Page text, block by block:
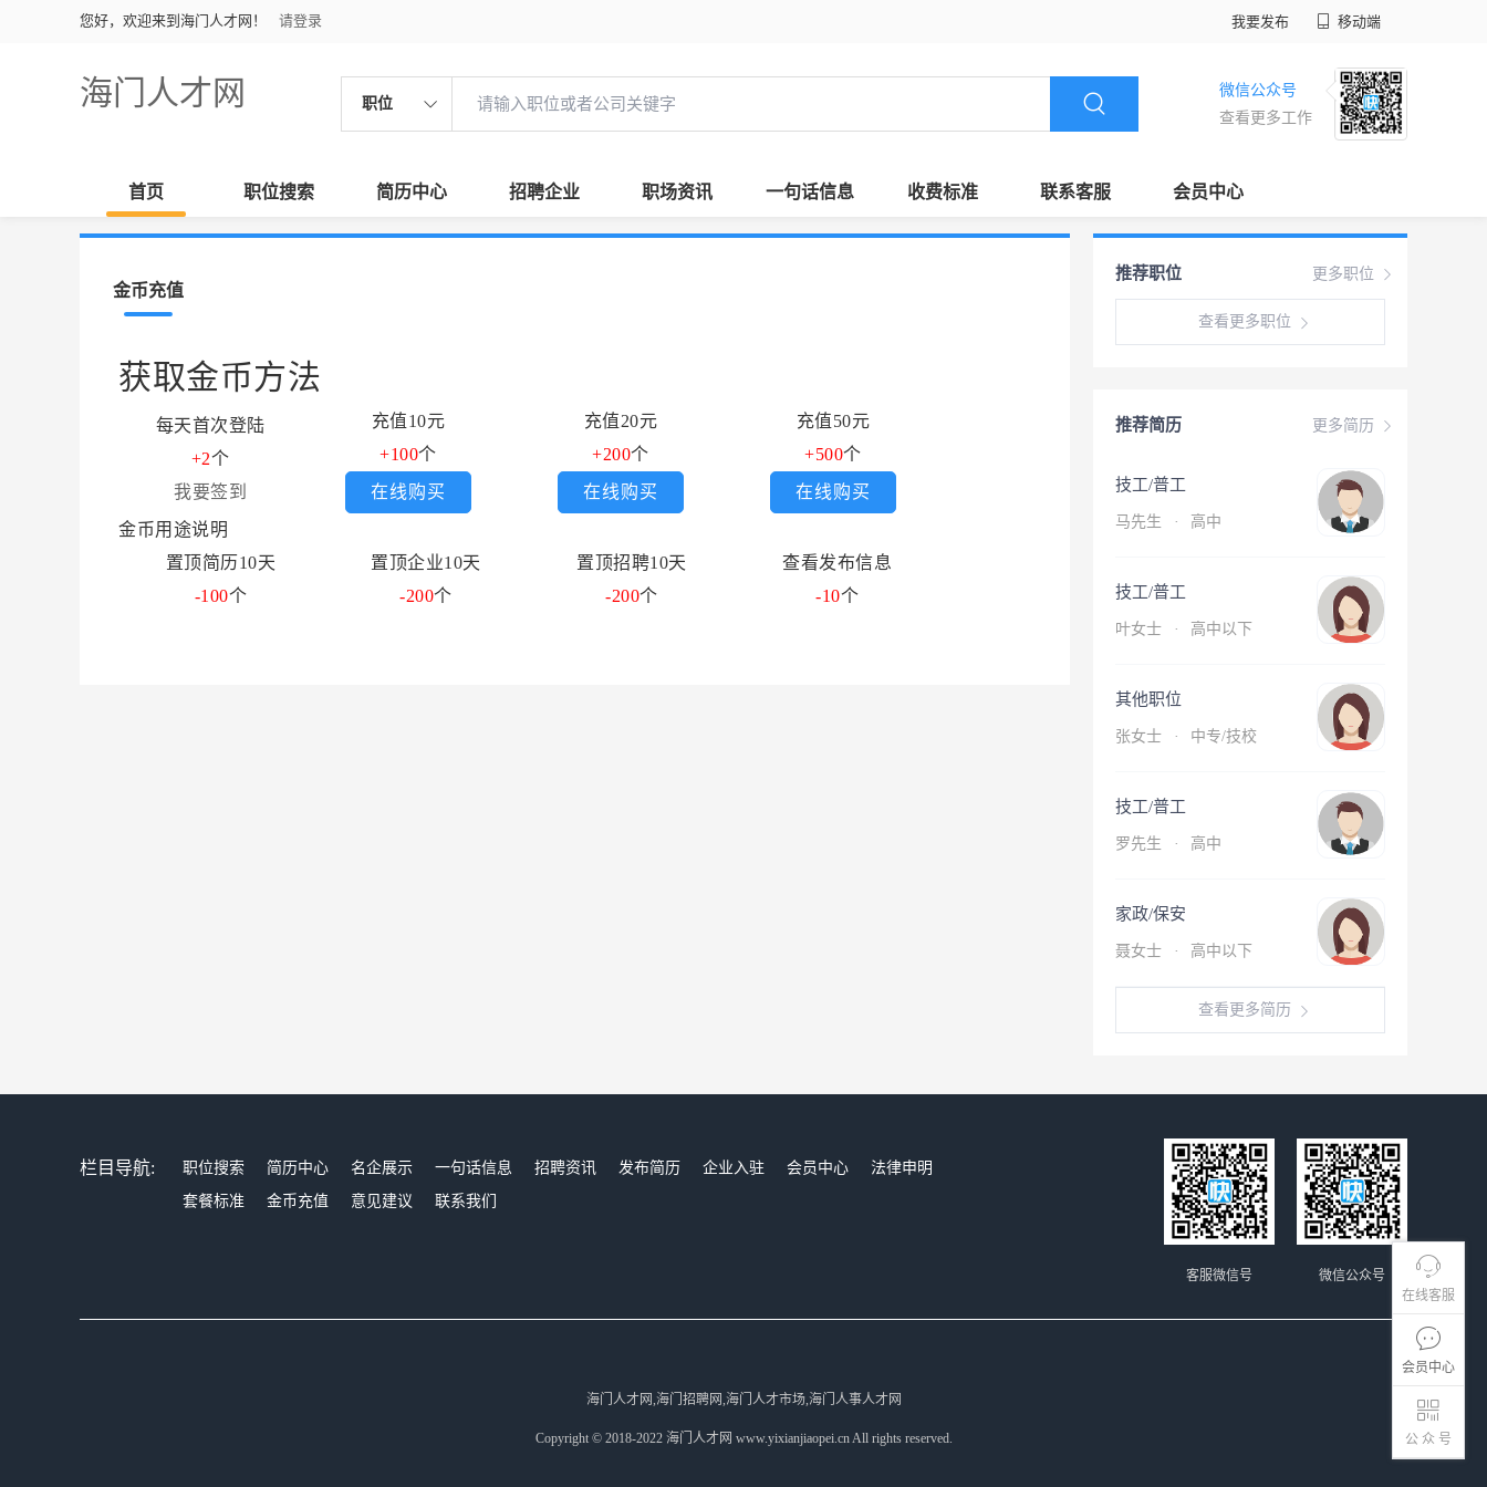
您好，欢迎来到海门人才网！ 请登录 我要发布 移动端
海门人才网 职位
微信公众号
查看更多工作
首页 职位搜索 简历中心 招聘企业 职场资讯 一句话信息 收费标准 联系客服 会员中心
在线客服
会员中心
公 众 号
金币充值
获取金币方法
每天首次登陆
+2个
我要签到
充值10元
+100个
在线购买
充值20元
+200个
在线购买
充值50元
+500个
在线购买
金币用途说明
置顶简历10天
置顶企业10天 置顶招聘10天
查看发布信息
-100个 -200个 -200个 -10个
更多职位
推荐职位
查看更多职位
更多简历
推荐简历
技工/普工
马先生 · 高中
技工/普工
叶女士 · 高中以下
其他职位
张女士 · 中专/技校
技工/普工
罗先生 · 高中
家政/保安
聂女士 · 高中以下
查看更多简历
栏目导航: 职位搜索 简历中心 名企展示 一句话信息 招聘资讯 发布简历 企业入驻 会员中心
法律申明
套餐标准
金币充值 意见建议 联系我们
微信公众号
客服微信号
海门人才网,海门招聘网,海门人才市场,海门人事人才网
Copyright © 2018-2022 海门人才网 www.yixianjiaopei.cn All rights reserved.